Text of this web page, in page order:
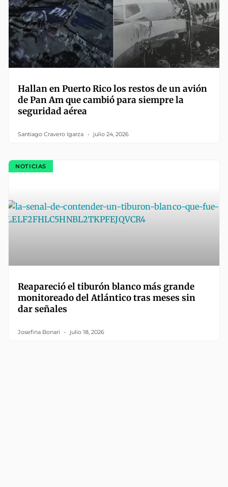
Hallan en Puerto Rico los restos de un avión
de Pan Am que cambió para siempre la
seguridad aérea
Santiago Cravero Igarza julio 24, 2026
NOTICIAS
Reapareció el tiburón blanco más grande
monitoreado del Atlántico tras meses sin
dar señales
Josefina Bonari julio 18, 2026